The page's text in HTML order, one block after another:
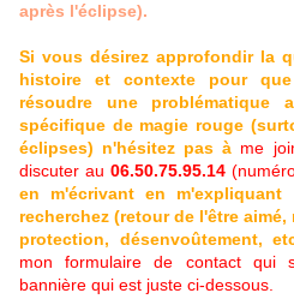
après l'éclipse).
Si vous désirez approfondir la
histoire et contexte pour
résoudre une problématique
spécifique de magie rouge
éclipses) n'hésitez pas à me
discuter au06.50.75.95.14
en m'écrivant en
recherchez (retour de l'être
protection, désenvoûtement,
mon formulaire de contact qui
bannière qui est juste ci-dessous.